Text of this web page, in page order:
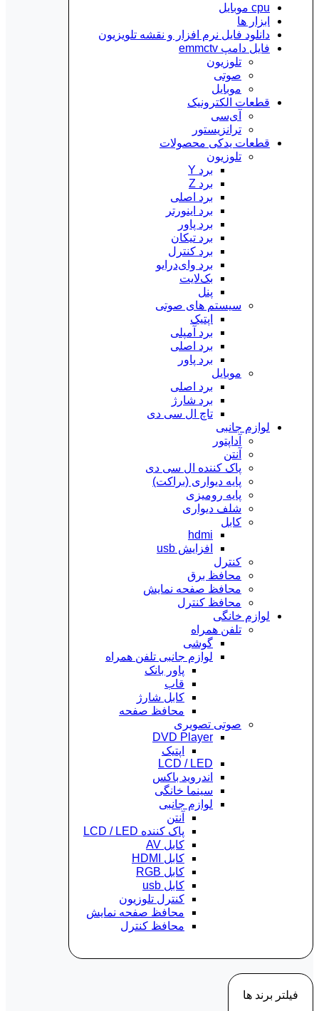
cpu موبایل
ابزار ها
دانلود فایل نرم افزار و نقشه تلویزیون
فایل دامپ emmctv
تلوزیون
صوتی
موبایل
قطعات الکترونیک
آی‌سی
ترانزیستور
قطعات یدکی محصولات
تلوزیون
برد Y
برد Z
برد اصلی
برد اینورتر
برد پاور
برد تیکان
برد کنترل
برد وای‌درایو
بک‌لایت
پنل
سیستم های صوتی
اپتیک
برد آمپلی
برد اصلی
برد پاور
موبایل
برد اصلی
برد شارژ
تاچ ال سی دی
لوازم جانبی
آداپتور
آنتن
پاک کننده ال سی دی
پایه دیواری (براکت)
پایه رومیزی
شلف دیواری
کابل
hdmi
افزایش usb
کنترل
محافظ برق
محافظ صفحه نمایش
محافظ کنترل
لوازم خانگی
تلفن همراه
گوشی
لوازم جانبی تلفن همراه
پاور بانک
قاب
کابل شارژ
محافظ صفحه
صوتی تصویری
DVD Player
اپتیک
LCD / LED
اندروید باکس
سینما خانگی
لوازم جانبی
آنتن
پاک کننده LCD / LED
کابل AV
کابل HDMI
کابل RGB
کابل usb
کنترل تلوزیون
محافظ صفحه نمایش
محافظ کنترل
فیلتر برند ها